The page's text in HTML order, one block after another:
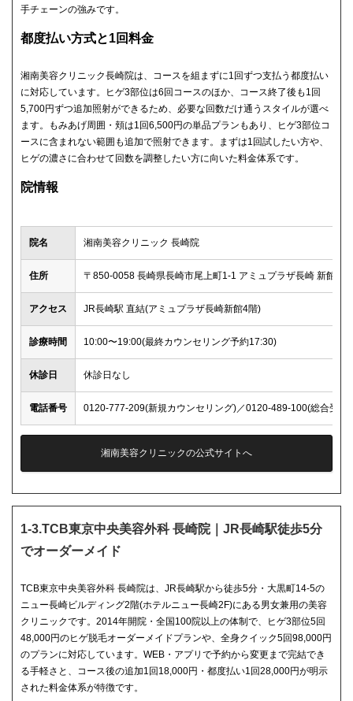
手チェーンの強みです。
都度払い方式と1回料金
湘南美容クリニック長崎院は、コースを組まずに1回ずつ支払う都度払い
に対応しています。ヒゲ3部位は6回コースのほか、コース終了後も1回
5,700円ずつ追加照射ができるため、必要な回数だけ通うスタイルが選べ
ます。もみあげ周囲・頬は1回6,500円の単品プランもあり、ヒゲ3部位コ
ースに含まれない範囲も追加で照射できます。まずは1回試したい方や、
ヒゲの濃さに合わせて回数を調整したい方に向いた料金体系です。
院情報
院名 湘南美容クリニック 長崎院
住所 〒850-0058 長崎県長崎市尾上町1-1 アミュプラザ長崎 新館4階
アクセス JR長崎駅 直結(アミュプラザ長崎新館4階)
診療時間 10:00〜19:00(最終カウンセリング予約17:30)
休診日 休診日なし
電話番号 0120-777-209(新規カウンセリング)／0120-489-100(総合受付)
湘南美容クリニックの公式サイトへ
1-3.TCB東京中央美容外科 長崎院｜JR長崎駅徒歩5分
でオーダーメイド
TCB東京中央美容外科 長崎院は、JR長崎駅から徒歩5分・大黒町14-5の
ニュー長崎ビルディング2階(ホテルニュー長崎2F)にある男女兼用の美容
クリニックです。2014年開院・全国100院以上の体制で、ヒゲ3部位5回
48,000円のヒゲ脱毛オーダーメイドプランや、全身クイック5回98,000円
のプランに対応しています。WEB・アプリで予約から変更まで完結でき
る手軽さと、コース後の追加1回18,000円・都度払い1回28,000円が明示
された料金体系が特徴です。